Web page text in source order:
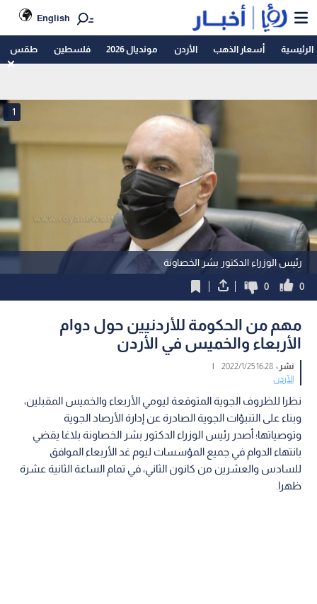
English
الرئيسية أسعار الذهب الأردن مونديال 2026 فلسطين طقس
رئيس الوزراء الدكتور بشر الخصاونة
1
0
0
مهم من الحكومة للأردنيين حول دوام
الأربعاء والخميس في الأردن
نشر :16:28 2022/1/25
|
الأردن
نظرا للظروف الجوية المتوقعة ليومي الأربعاء والخميس المقبلين،
وبناء على التنبؤات الجوية الصادرة عن إدارة الأرصاد الجوية
وتوصياتها؛ أصدر رئيس الوزراء الدكتور بشر الخصاونة بلاغا يقضي
بانتهاء الدوام في جميع المؤسسات ليوم غد الأربعاء الموافق
للسادس والعشرين من كانون الثاني، في تمام الساعة الثانية عشرة
ظهرا.